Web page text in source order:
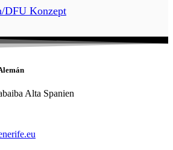
DFU Konzept
Alta Spanien